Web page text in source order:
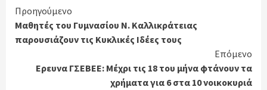
Continue
Reading
Προηγούμενο
Μαθητές του Γυμνασίου Ν. Καλλικράτειας
παρουσιάζουν τις Κυκλικές Ιδέες τους
Επόμενο
Ερευνα ΓΣΕΒΕΕ: Μέχρι τις 18 του μήνα φτάνουν τα
χρήματα για 6 στα 10 νοικοκυριά